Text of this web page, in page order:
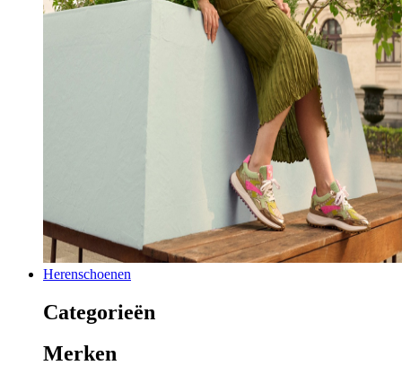
Herenschoenen
Categorieën
Merken